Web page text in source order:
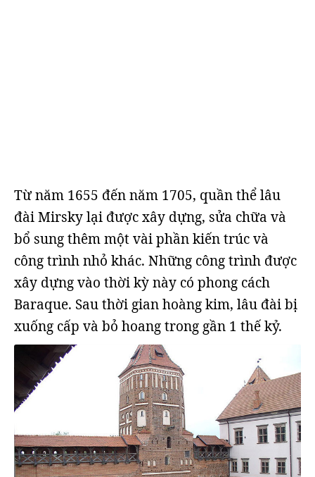
Từ năm 1655 đến năm 1705, quần thể lâu
đài Mirsky lại được xây dựng, sửa chữa và
bổ sung thêm một vài phần kiến trúc và
công trình nhỏ khác. Những công trình được
xây dựng vào thời kỳ này có phong cách
Baraque. Sau thời gian hoàng kim, lâu đài bị
xuống cấp và bỏ hoang trong gần 1 thế kỷ.